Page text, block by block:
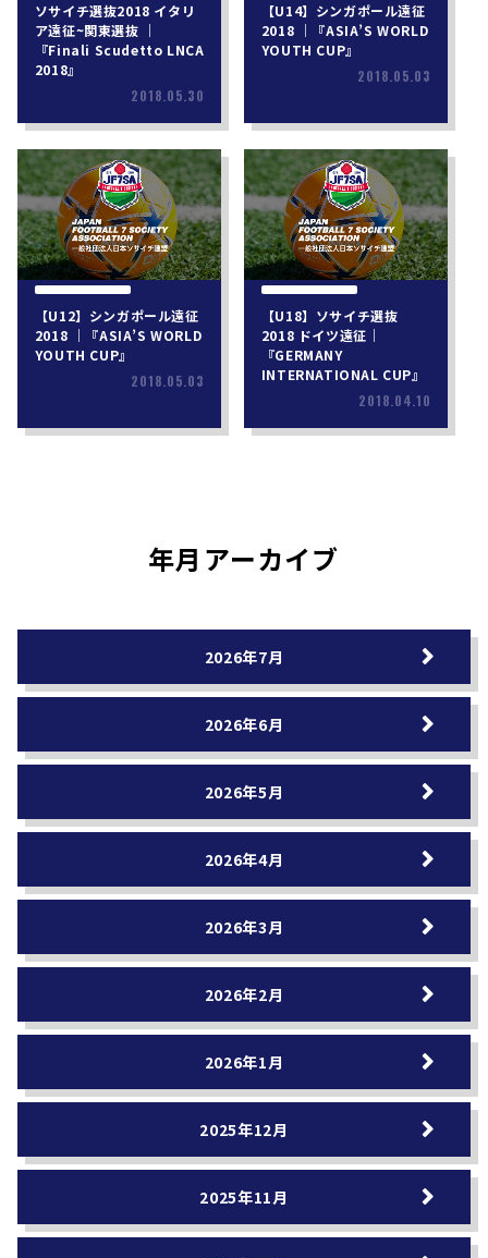
ソサイチ選抜2018 イタリ
ア遠征~関東選抜 ｜
『Finali Scudetto LNCA
2018』
2018.05.30
【U14】シンガポール遠征
2018 ｜『ASIA’S WORLD
YOUTH CUP』
2018.05.03
【U12】シンガポール遠征
2018 ｜『ASIA’S WORLD
YOUTH CUP』
2018.05.03
【U18】ソサイチ選抜
2018 ドイツ遠征｜
『GERMANY
INTERNATIONAL CUP』
2018.04.10
年月アーカイブ
2026年7月
2026年6月
2026年5月
2026年4月
2026年3月
2026年2月
2026年1月
2025年12月
2025年11月